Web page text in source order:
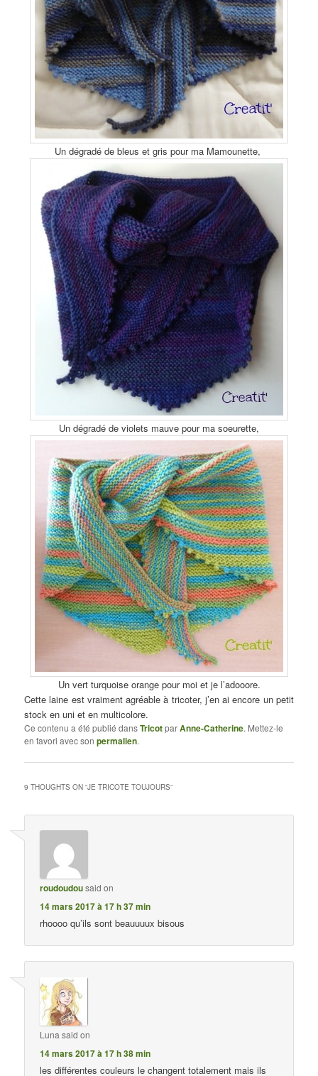
Un dégradé de bleus et gris pour ma Mamounette,
Un dégradé de violets mauve pour ma soeurette,
Un vert turquoise orange pour moi et je l’adooore.
Cette laine est vraiment agréable à tricoter, j’en ai encore un petit
stock en uni et en multicolore.
Ce contenu a été publié dansTricotparAnne-Catherine. Mettez-le
en favori avec sonpermalien.
9 THOUGHTS ON “JE TRICOTE TOUJOURS”
roudoudousaid on
14 mars 2017 à 17 h 37 min
rhoooo qu’ils sont beauuuux bisous
Luna said on
14 mars 2017 à 17 h 38 min
les différentes couleurs le changent totalement mais ils